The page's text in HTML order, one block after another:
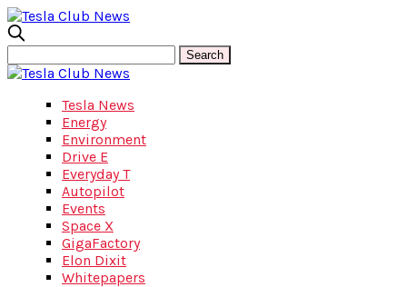
Tesla News
Energy
Environment
Drive E
Everyday T
Autopilot
Events
Space X
GigaFactory
Elon Dixit
Whitepapers